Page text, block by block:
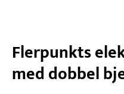
Flerpunkts
med dobbel